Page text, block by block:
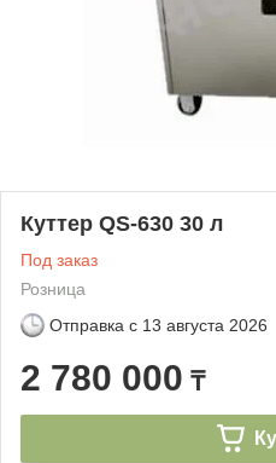
Куттер QS-630 30 л
Под заказ
Розница
Отправка с 13 августа 2026
2 780 000 ₸